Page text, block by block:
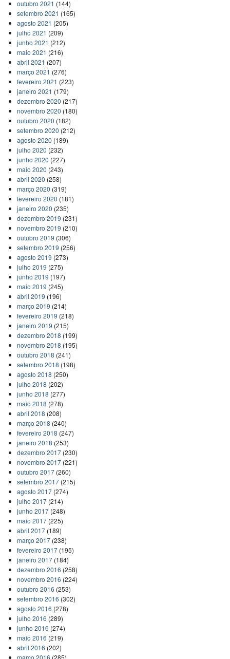
outubro 2021 (144)
setembro 2021 (165)
agosto 2021 (205)
julho 2021 (209)
junho 2021 (212)
maio 2021 (216)
abril 2021 (207)
março 2021 (276)
fevereiro 2021 (223)
janeiro 2021 (179)
dezembro 2020 (217)
novembro 2020 (180)
outubro 2020 (182)
setembro 2020 (212)
agosto 2020 (189)
julho 2020 (232)
junho 2020 (227)
maio 2020 (243)
abril 2020 (258)
março 2020 (319)
fevereiro 2020 (181)
janeiro 2020 (235)
dezembro 2019 (231)
novembro 2019 (210)
outubro 2019 (306)
setembro 2019 (256)
agosto 2019 (273)
julho 2019 (275)
junho 2019 (197)
maio 2019 (245)
abril 2019 (196)
março 2019 (214)
fevereiro 2019 (218)
janeiro 2019 (215)
dezembro 2018 (199)
novembro 2018 (195)
outubro 2018 (241)
setembro 2018 (198)
agosto 2018 (250)
julho 2018 (202)
junho 2018 (277)
maio 2018 (278)
abril 2018 (208)
março 2018 (240)
fevereiro 2018 (247)
janeiro 2018 (253)
dezembro 2017(230)
novembro 2017(221)
outubro 2017(260)
setembro 2017(215)
agosto 2017(274)
julho 2017(214)
junho 2017(248)
maio 2017(225)
abril 2017(189)
março 2017(238)
fevereiro 2017(195)
janeiro 2017(184)
dezembro 2016 (258)
novembro 2016 (224)
outubro 2016 (253)
setembro 2016 (302)
agosto 2016 (278)
julho 2016 (289)
junho 2016 (274)
maio 2016 (219)
abril 2016 (202)
março 2016 (285)